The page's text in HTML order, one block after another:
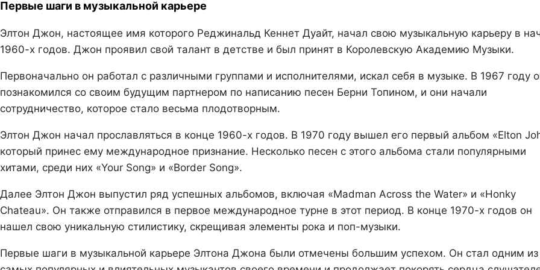
Первые шаги в музыкальной карьере
Элтон Джон, настоящее имя которого Реджинальд Кеннет Дуайт, начал свою музыкальную карьеру в
1960-х годов. Джон проявил свой талант в детстве и был принят в Королевскую Академию Музыки.
Первоначально он работал с различными группами и исполнителями, искал себя в музыке. В 1967 году
познакомился со своим будущим партнером по написанию песен Берни Топином, и они начали
сотрудничество, которое стало весьма плодотворным.
Элтон Джон начал прославляться в конце 1960-х годов. В 1970 году вышел его первый альбом «Elton
который принес ему международное признание. Несколько песен с этого альбома стали популярными
хитами, среди них «Your Song» и «Border Song».
Далее Элтон Джон выпустил ряд успешных альбомов, включая «Madman Across the Water» и «Honky
Chateau». Он также отправился в первое международное турне в этот период. В конце 1970-х годов он
нашел свою уникальную стилистику, скрещивая элементы рока и поп-музыки.
Первые шаги в музыкальной карьере Элтона Джона были отмечены большим успехом. Он стал одним из